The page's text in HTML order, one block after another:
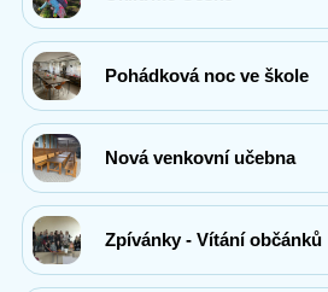
Pohádková noc ve škole
Nová venkovní učebna
Zpívánky - Vítání občánků